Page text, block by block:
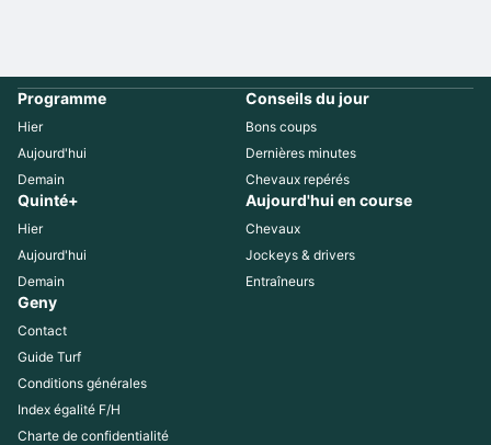
Programme
Hier
Aujourd'hui
Demain
Conseils du jour
Bons coups
Dernières minutes
Chevaux repérés
Quinté+
Hier
Aujourd'hui
Demain
Aujourd'hui en course
Chevaux
Jockeys & drivers
Entraîneurs
Geny
Contact
Guide Turf
Conditions générales
Index égalité F/H
Charte de confidentialité